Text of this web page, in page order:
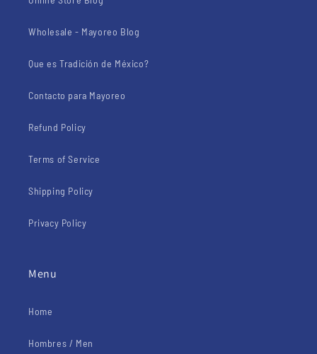
Wholesale - Mayoreo Blog
Que es Tradición de México?
Contacto para Mayoreo
Refund Policy
Terms of Service
Shipping Policy
Privacy Policy
Menu
Home
Hombres / Men